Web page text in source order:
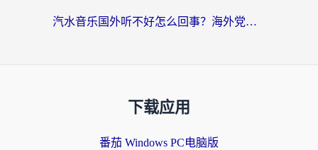
汽水音乐国外听不好怎么回事？海外党亲测有效的回国加速方案来了
下载应用
番茄 Windows PC电脑版